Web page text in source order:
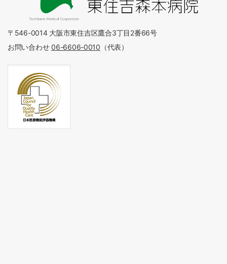
〒546-0014 大阪市東住吉区鷹合3丁目2番66号
お問い合わせ06-6606-0010 （代表）